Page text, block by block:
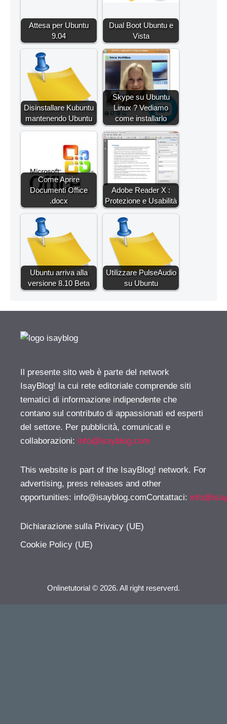
Attesa per Ubuntu
9.04
Dual Boot Ubuntu e
Vista
Disinstallare Kubuntu
mantenendo Ubuntu
Skype su Ubuntu
Linux ? Vediamo
come installarlo
Come Aprire
Documenti Office
.docx
Adobe Reader X :
Protezione e Usabilità
Ubuntu arriva alla
versione 8.10 Beta
Utilizzare PulseAudio
su Ubuntu
Il presente sito web è parte del network
IsayBlog! la cui rete editoriale comprende siti
tematici di informazione indipendente che
contano sul contributo di appassionati ed esperti
del settore. Per pubblicità, comunicati e
collaborazioni: info@isayblog.com
This website is part of the IsayBlog! network. For
advertising, press releases and other
opportunities: info@isayblog.comContattaci:
Dichiarazione sulla Privacy (UE)
Cookie Policy (UE)
Onlinetutorial © 2026. All right reserverd.